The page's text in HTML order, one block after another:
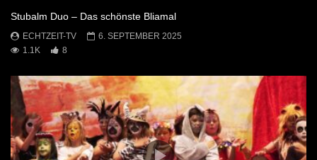
Stubalm Duo – Das schönste Bliamal
ECHTZEIT-TV
6. SEPTEMBER 2025
1.1K
8